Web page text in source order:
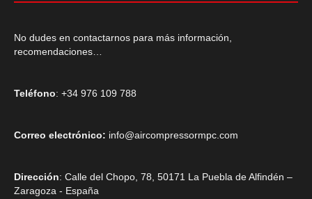
No dudes en contactarnos para más información,
recomendaciones…
Teléfono: +34 976 109 788
Correo electrónico: info@aircompressormpc.com
Dirección: Calle del Chopo, 78, 50171 La Puebla de Alfindén –
Zaragoza - España